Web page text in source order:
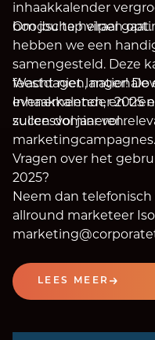
inhaakkalender
boodschap viraal gaat.
Om jou te helpen
hebben we een
samengesteld. Deze
feestdagen, nationale
evenementen, en
zullen domineren.
Wacht niet langer!
Inhaakkalender 2025
succesvol jaar vol
marketingcampagnes.
Vragen over het
2025?
Neem dan
allround marketeer
staan klaar om al
LEES MEER